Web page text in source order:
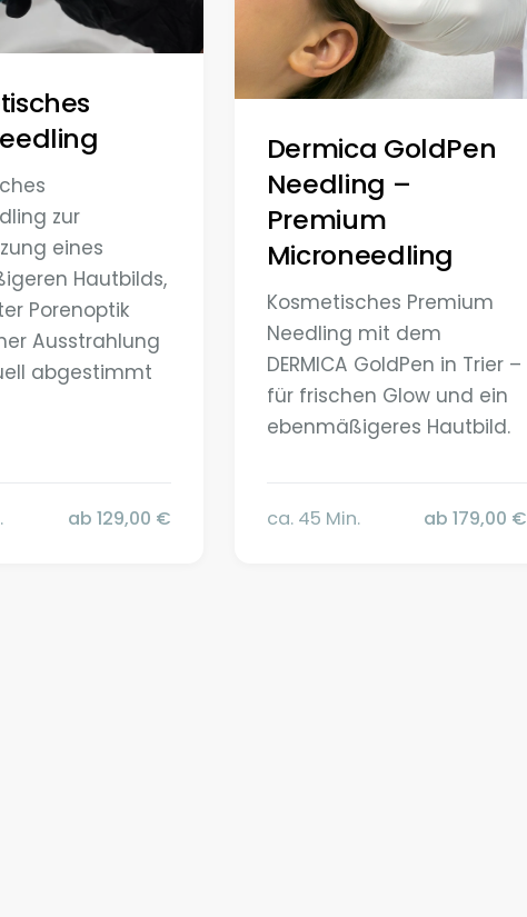
zur
eines
Hautbilds,
Porenoptik
Ausstrahlung
abgestimmt
ab 129,00 €
Dermica GoldPen
Needling –
Premium
Microneedling
Kosmetisches Premium
Needling mit dem
DERMICA GoldPen in Trier –
für frischen Glow und ein
ebenmäßigeres Hautbild.
ca. 45 Min. ab 179,00 €